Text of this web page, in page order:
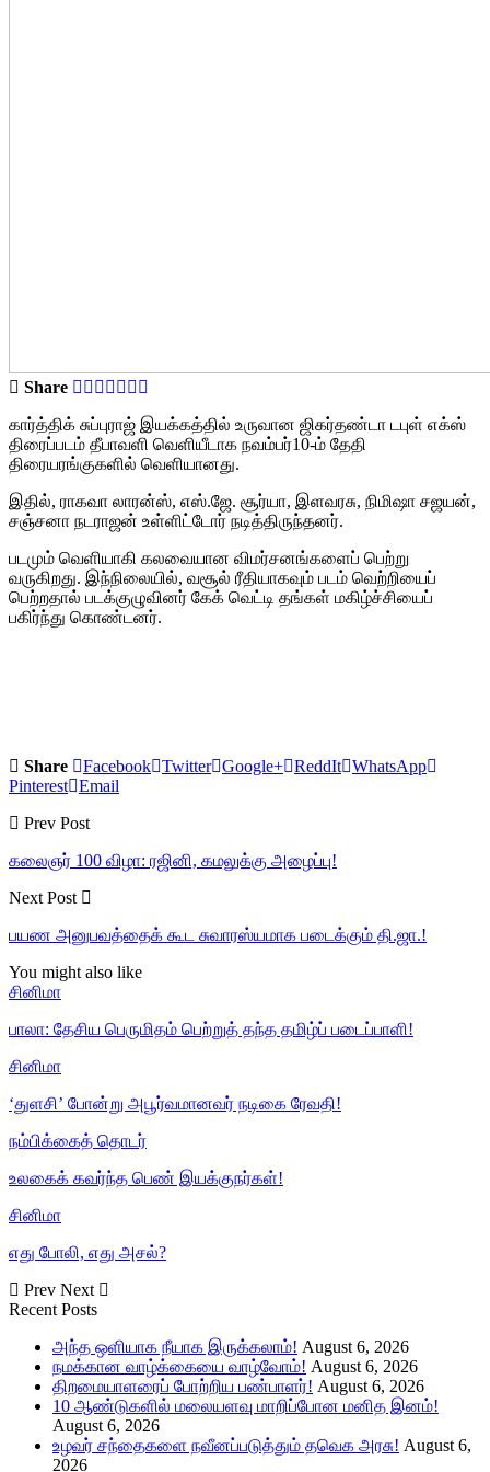
Share
கார்த்திக் சுப்புராஜ் இயக்கத்தில் உருவான ஜிகர்தண்டா டபுள் எக்ஸ்
திரைப்படம் தீபாவளி வெளியீடாக நவம்பர்10-ம் தேதி
திரையரங்குகளில் வெளியானது.
இதில், ராகவா லாரன்ஸ், எஸ்.ஜே. சூர்யா, இளவரசு, நிமிஷா சஜயன்,
சஞ்சனா நடராஜன் உள்ளிட்டோர் நடித்திருந்தனர்.
படமும் வெளியாகி கலவையான விமர்சனங்களைப் பெற்று
வருகிறது. இந்நிலையில், வசூல் ரீதியாகவும் படம் வெற்றியைப்
பெற்றதால் படக்குழுவினர் கேக் வெட்டி தங்கள் மகிழ்ச்சியைப்
பகிர்ந்து கொண்டனர்.
Share Facebook Twitter Google+ ReddIt WhatsApp
Pinterest Email
Prev Post
கலைஞர் 100 விழா: ரஜினி, கமலுக்கு அழைப்பு!
Next Post
பயண அனுபவத்தைக் கூட சுவாரஸ்யமாக படைக்கும் தி.ஜா.!
You might also like
சினிமா
பாலா: தேசிய பெருமிதம் பெற்றுத் தந்த தமிழ்ப் படைப்பாளி!
சினிமா
‘துளசி’ போன்று அபூர்வமானவர் நடிகை ரேவதி!
நம்பிக்கைத் தொடர்
உலகைக் கவர்ந்த பெண் இயக்குநர்கள்!
சினிமா
எது போலி, எது அசல்?
Prev Next
Recent Posts
அந்த ஒளியாக நீயாக இருக்கலாம்! August 6, 2026
நமக்கான வாழ்க்கையை வாழ்வோம்! August 6, 2026
திறமையாளரைப் போற்றிய பண்பாளர்! August 6, 2026
10 ஆண்டுகளில் மலையளவு மாறிப்போன மனித இனம்!
August 6, 2026
உழவர் சந்தைகளை நவீனப்படுத்தும் தவெக அரசு! August 6,
2026